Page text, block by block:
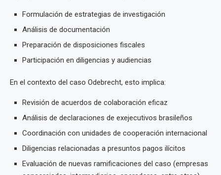
Formulación de estrategias de investigación
Análisis de documentación
Preparación de disposiciones fiscales
Participación en diligencias y audiencias
En el contexto del caso Odebrecht, esto implica:
Revisión de acuerdos de colaboración eficaz
Análisis de declaraciones de exejecutivos brasileños
Coordinación con unidades de cooperación internacional
Diligencias relacionadas a presuntos pagos ilícitos
Evaluación de nuevas ramificaciones del caso (empresas